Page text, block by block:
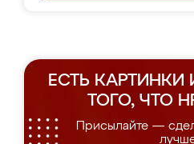
ЕСТЬ КАРТИНКИ
ТОГО, ЧТО
Присылайте —